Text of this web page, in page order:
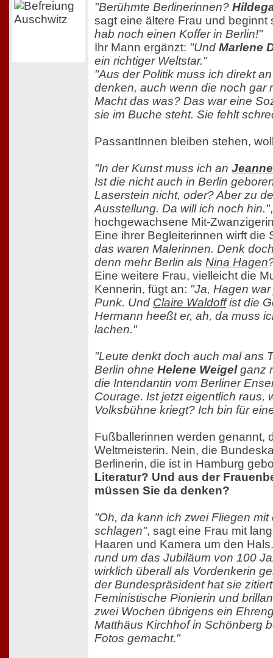
"Berühmte Berlinerinnen?
sagt eine ältere Frau und
hab noch einen Koffer in Berlin!"
Ihr Mann ergänzt: "Und Marlene
ein richtiger Weltstar."
"Aus der Politik muss ich direkt
denken, auch wenn die noch gar
Macht das was? Das war eine
sie im Buche steht. Sie fehlt
PassantInnen bleiben stehen,
"In der Kunst muss ich an
Ist die nicht auch in Berlin
Laserstein nicht, oder? Aber zu
Ausstellung. Da will ich noch hin."
hochgewachsene Mit-
Eine ihrer Begleiterinnen wirft die
das waren Malerinnen. Denk
denn mehr Berlin als Nina Hagen
Eine weitere Frau, vielleicht die
Kennerin, fügt an: "Ja, Hagen
Punk. Und Claire Waldoffist die
Hermann heeßt er, ah, da muss
lachen."
"Leute denkt doch auch mal ans
Berlin ohne Helene Weigelganz
die Intendantin vom Berliner
Courage. Ist jetzt eigentlich raus,
Volksbühne kriegt? Ich bin für
Fußballerinnen werden genannt,
Weltmeisterin. Nein, die
Berlinerin, die ist in Hamburg
Literatur? Und aus der
müssen Sie da denken?
"Oh, da kann ich zwei Fliegen mit
schlagen", sagt eine Frau mit
Haaren und Kamera um den
rund um das Jubiläum von 100
wirklich überall als Vordenkerin
der Bundespräsident hat sie
Feministische Pionierin und
zwei Wochen übrigens ein
Matthäus Kirchhof in Schönberg
Fotos gemacht."